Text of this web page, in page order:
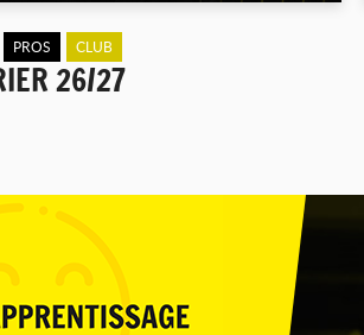
PROS CLUB
26/27